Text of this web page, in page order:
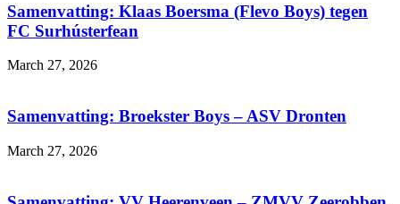
Samenvatting: Klaas Boersma (Flevo Boys) tegen
FC Surhústerfean
March 27, 2026
Samenvatting: Broekster Boys – ASV Dronten
March 27, 2026